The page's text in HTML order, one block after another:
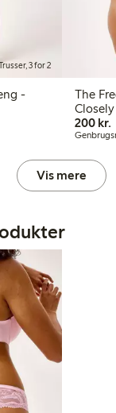
3 for 2
-
The
Closely
200 kr.
Vis mere